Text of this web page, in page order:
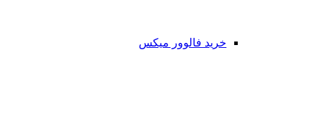
خرید فالوور میکس